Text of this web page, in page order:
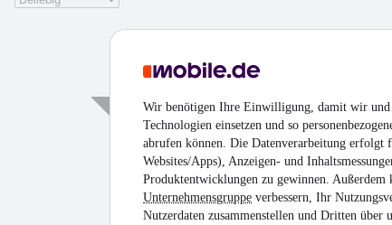
Wir benötigen Ihre Einwilligung, damit wir und
Technologien einsetzen und so
abrufen können. Die Datenverarbeitung erfolgt
Websites/Apps), Anzeigen- und
Produktentwicklungen zu gewinnen.
Unternehmensgruppe verbessern, Ihr
Nutzerdaten zusammenstellen und Dritten über